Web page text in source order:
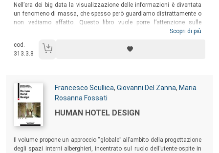
Sommario:
Nell’era dei big data la visualizzazione delle informazioni è diventata
un fenomeno di massa, che spesso però guardiamo distrattamente o
non vediamo affatto. Questo libro vuole porre l’attenzione sulle
specifiche modalità di messa in discorso dei dati in esempi anche
rappresentazione e visualizzazione dei dati; da alcune installazioni
digitali interattive alla contaminazione tra media, come nella photoviz;
Scopri di più
cod.
313.3.8
Autori:
Francesco Scullica, Giovanni Del Zanna, Maria
Rosanna Fossati
Titolo:
HUMAN HOTEL DESIGN
Sommario:
Il volume propone un approccio “globale” all’ambito della progettazione
degli spazi interni alberghieri, incentrato sul ruolo dell’utente-ospite in